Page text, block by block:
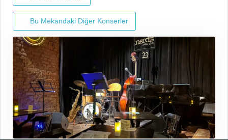
Bu Mekandaki Diğer Konserler